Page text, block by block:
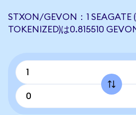
STXON/GEVON：1 SEAGATE
TOKENIZED)は0.815510